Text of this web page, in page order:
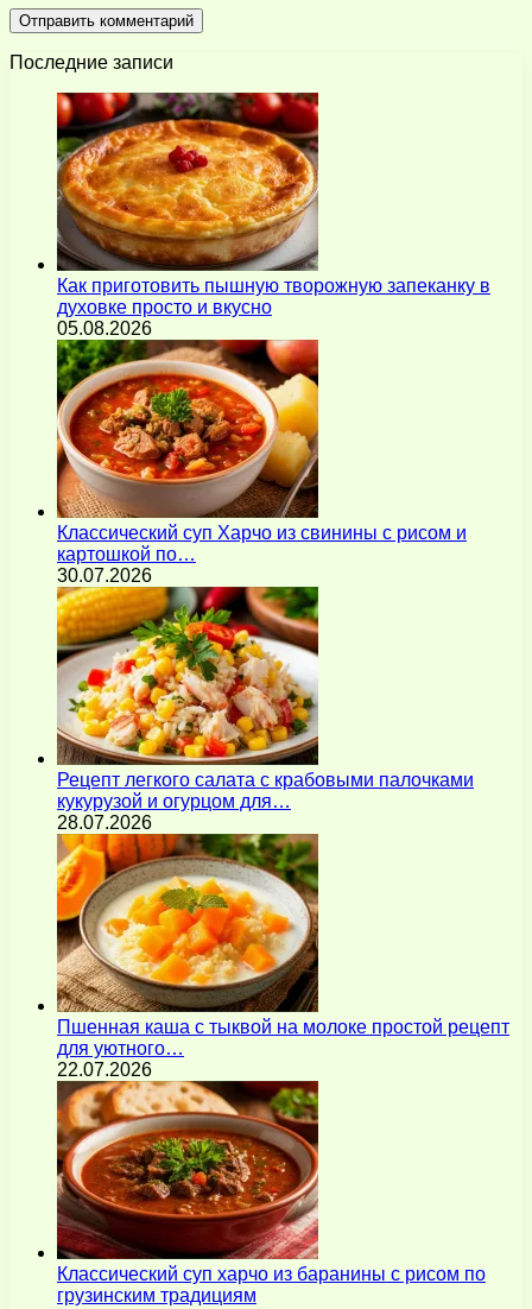
Последние записи
Как приготовить пышную творожную запеканку в
духовке просто и вкусно
05.08.2026
Классический суп Харчо из свинины с рисом и
картошкой по…
30.07.2026
Рецепт легкого салата с крабовыми палочками
кукурузой и огурцом для…
28.07.2026
Пшенная каша с тыквой на молоке простой рецепт
для уютного…
22.07.2026
Классический суп харчо из баранины с рисом по
грузинским традициям